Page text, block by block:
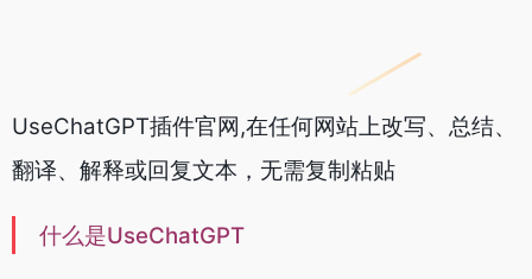
UseChatGPT插件官网,在任何网站上改写、总结、
翻译、解释或回复文本，无需复制粘贴
什么是UseChatGPT